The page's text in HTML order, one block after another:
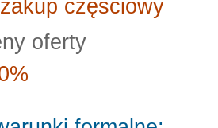
częściowy
oferty